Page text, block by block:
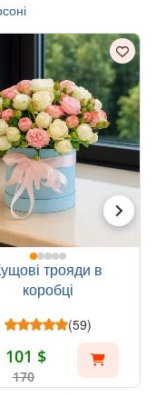
трояди в
коробці
(59)
101 $
170